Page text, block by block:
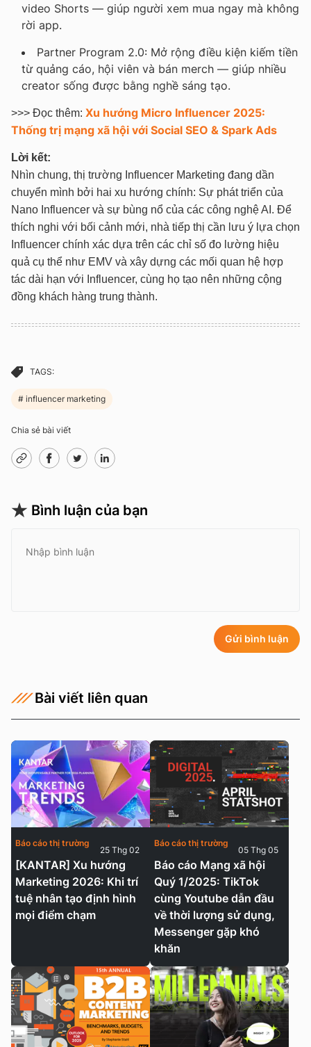
video Shorts — giúp người xem mua ngay mà không
rời app.
Partner Program 2.0: Mở rộng điều kiện kiếm tiền
từ quảng cáo, hội viên và bán merch — giúp nhiều
creator sống được bằng nghề sáng tạo.
>>> Đọc thêm: Xu hướng Micro Influencer 2025:
Thống trị mạng xã hội với Social SEO & Spark Ads
Lời kết:
Nhìn chung, thị trường Influencer Marketing đang dần
chuyển mình bởi hai xu hướng chính: Sự phát triển của
Nano Influencer và sự bùng nổ của các công nghệ AI. Để
thích nghi với bối cảnh mới, nhà tiếp thị cần lưu ý lựa chọn
Influencer chính xác dựa trên các chỉ số đo lường hiệu
quả cụ thể như EMV và xây dựng các mối quan hệ hợp
tác dài hạn với Influencer, cùng họ tạo nên những cộng
đồng khách hàng trung thành.
TAGS:
influencer marketing
Chia sẻ bài viết
Bình luận của bạn
Gửi bình luận
Bài viết liên quan
[KANTAR] Xu hướng
Marketing 2026: Khi trí
tuệ nhân tạo định hình
mọi điểm chạm
Báo cáo thị trường
25 Thg 02
Báo cáo Mạng xã hội
Quý 1/2025: TikTok
cùng Youtube dẫn đầu
về thời lượng sử dụng,
Messenger gặp khó
khăn
Báo cáo thị trường
05 Thg 05